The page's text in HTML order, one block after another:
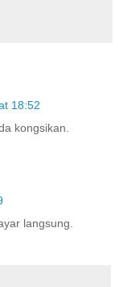
18:52
kongsikan.
langsung.